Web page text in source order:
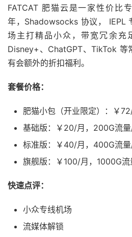
FATCAT 肥猫云是一家性价比
年，Shadowsocks 协议， IEPL
场主打精品小众，带宽冗余充
Disney+、ChatGPT、TikTok 等
有会额外的折扣福利。
套餐价格：
肥猫小包（开业限定）：￥
基础版：￥20/月，200G流量/
标准版：￥40/月，400G流量/
旗舰版：￥100/月，1000G流
快速点评：
小众专线机场
流媒体解锁